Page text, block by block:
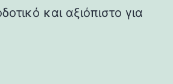
και αξιόπιστο για